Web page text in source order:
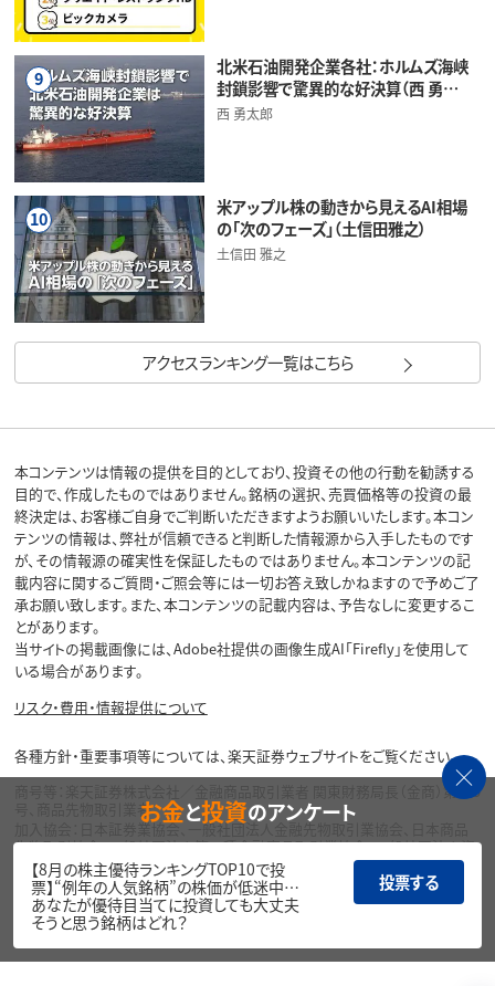
9
北米石油開発企業各社：ホルムズ海峡
封鎖影響で驚異的な好決算（西 勇…
西 勇太郎
10
米アップル株の動きから見えるAI相場
の「次のフェーズ」（土信田雅之）
土信田 雅之
アクセスランキング一覧はこちら
本コンテンツは情報の提供を目的としており、投資その他の行動を勧誘する
目的で、作成したものではありません。銘柄の選択、売買価格等の投資の最
終決定は、お客様ご自身でご判断いただきますようお願いいたします。本コン
テンツの情報は、弊社が信頼できると判断した情報源から入手したものです
が、その情報源の確実性を保証したものではありません。本コンテンツの記
載内容に関するご質問・ご照会等には一切お答え致しかねますので予めご了
承お願い致します。また、本コンテンツの記載内容は、予告なしに変更するこ
とがあります。
当サイトの掲載画像には、Adobe社提供の画像生成AI「Firefly」を使用して
いる場合があります。
リスク・費用・情報提供について
各種方針・重要事項等については、楽天証券ウェブサイトをご覧ください。
商号等：楽天証券株式会社／金融商品取引業者 関東財務局長（金商）第195
号、商品先物取引業者
加入協会：日本証券業協会、一般社団法人金融先物取引業協会、日本商品
先物取引協会、一般社団法人第二種金融商品取引業協会、一般社団法人資
産運用業協会
Copyright©
1999-2026 Rakuten Securities, Inc. All
お金と投資のアンケート
【8月の株主優待ランキングTOP10で投
票】“例年の人気銘柄”の株価が低迷中…
あなたが優待目当てに投資しても大丈夫
そうと思う銘柄はどれ？
投票する